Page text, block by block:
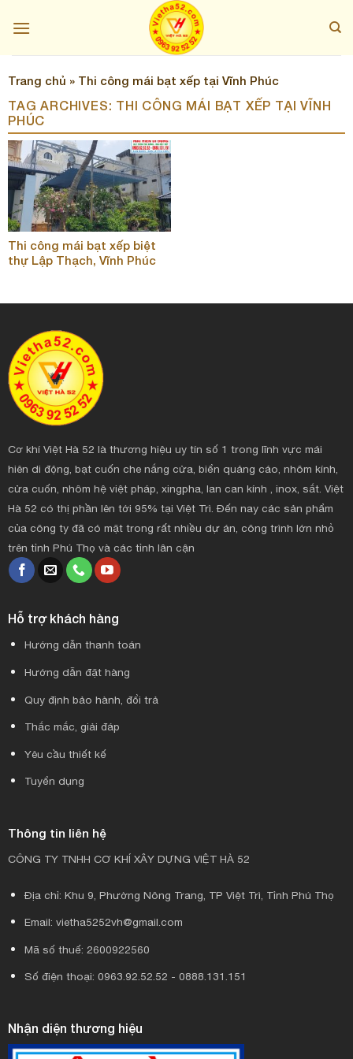
Trang chủ » Thi công mái bạt xếp tại Vĩnh Phúc
TAG ARCHIVES: THI CÔNG MÁI BẠT XẾP TẠI VĨNH
PHÚC
Thi công mái bạt xếp biệt
thự Lập Thạch, Vĩnh Phúc
Cơ khí Việt Hà 52 là thương hiệu uy tín số 1 trong lĩnh vực mái
hiên di động, bạt cuốn che nắng cửa, biển quảng cáo, nhôm kính,
cửa cuốn, nhôm hệ việt pháp, xingpha, lan can kính , inox, sắt. Việt
Hà 52 có thị phần lên tới 95% tại Việt Trì. Đến nay các sản phẩm
của công ty đã có mặt trong rất nhiều dự án, công trình lớn nhỏ
trên tỉnh Phú Thọ và các tỉnh lân cận
Hỗ trợ khách hàng
Hướng dẫn thanh toán
Hướng dẫn đặt hàng
Quy định bảo hành, đổi trả
Thắc mắc, giải đáp
Yêu cầu thiết kế
Tuyển dụng
Thông tin liên hệ
CÔNG TY TNHH CƠ KHÍ XÂY DỰNG VIỆT HÀ 52
Địa chỉ: Khu 9, Phường Nông Trang, TP Việt Trì, Tỉnh Phú Thọ
Email: vietha5252vh@gmail.com
Mã số thuế: 2600922560
Số điện thoại: 0963.92.52.52 - 0888.131.151
Nhận diện thương hiệu